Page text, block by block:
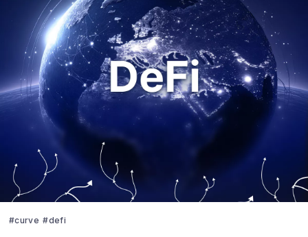
#curve #defi